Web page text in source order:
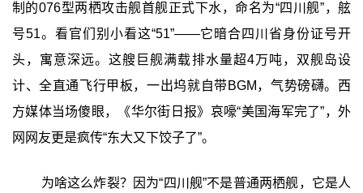
制的076型两栖攻击舰首舰正式下水，命名为“四川舰”，舷
号51。看官们别小看这“51”——它暗合四川省身份证号开
头，寓意深远。这艘巨舰满载排水量超4万吨，双舰岛设
计、全直通飞行甲板，一出坞就自带BGM，气势磅礴。西
方媒体当场傻眼，《华尔街日报》哀嚎“美国海军完了”，外
网网友更是疯传“东大又下饺子了”。
为啥这么炸裂？因为“四川舰”不是普通两栖舰，它是人